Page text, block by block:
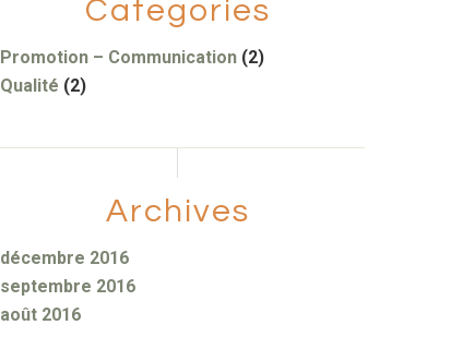
Categories
Promotion – Communication (2)
Qualité (2)
Archives
décembre 2016
septembre 2016
août 2016